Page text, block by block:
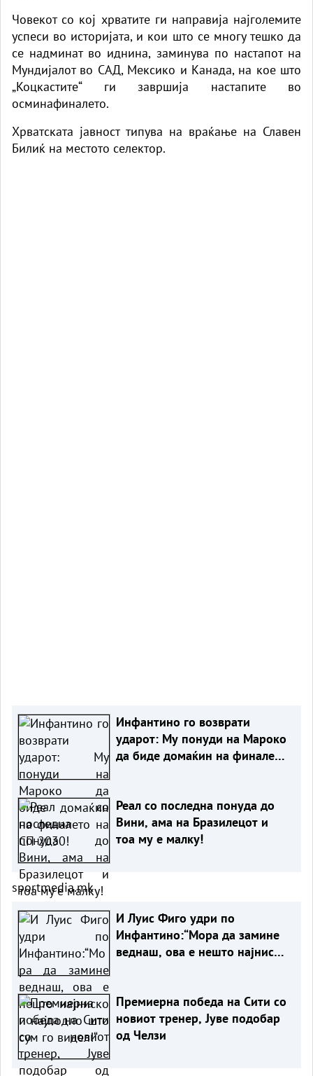
Човекот со кој хрватите ги направија најголемите
успеси во историјата, и кои што се многу тешко да
се надминат во иднина, заминува по настапот на
Мундијалот во САД, Мексико и Канада, на кое што
„Коцкастите“ ги завршија настапите во
осминафиналето.
Хрватската јавност типува на враќање на Славен
Билиќ на местото селектор.
Инфантино го возврати
ударот: Му понуди на Мароко
да биде домаќин на финалето
Реал со последна понуда до
Вини, ама на Бразилецот и
тоа му е малку!
sportmedia.mk
И Луис Фиго удри по
Инфантино:“Мора да замине
веднаш, ова е нешто најниско
Премиерна победа на Сити со
новиот тренер, Јуве подобар
од Челзи